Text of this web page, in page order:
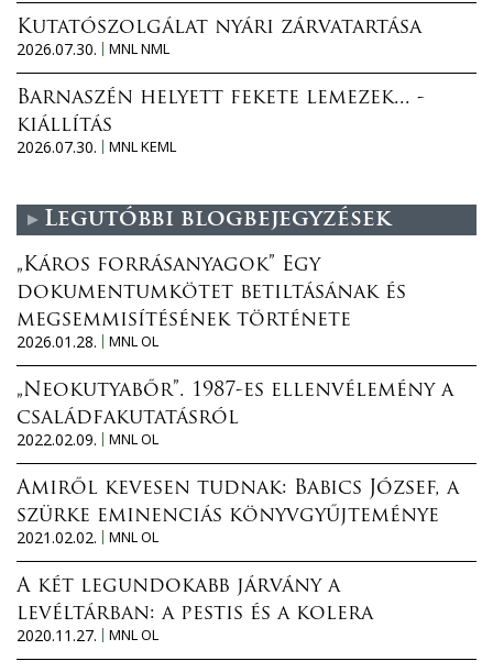
Kutatószolgálat nyári zárvatartása
2026.07.30.
MNL NML
Barnaszén helyett fekete lemezek... -
kiállítás
2026.07.30.
MNL KEML
Legutóbbi blogbejegyzések
„Káros forrásanyagok” Egy
dokumentumkötet betiltásának és
megsemmisítésének története
2026.01.28.
MNL OL
„Neokutyabőr”. 1987-es ellenvélemény a
családfakutatásról
2022.02.09.
MNL OL
Amiről kevesen tudnak: Babics József, a
szürke eminenciás könyvgyűjteménye
2021.02.02.
MNL OL
A két legundokabb járvány a
levéltárban: a pestis és a kolera
2020.11.27.
MNL OL